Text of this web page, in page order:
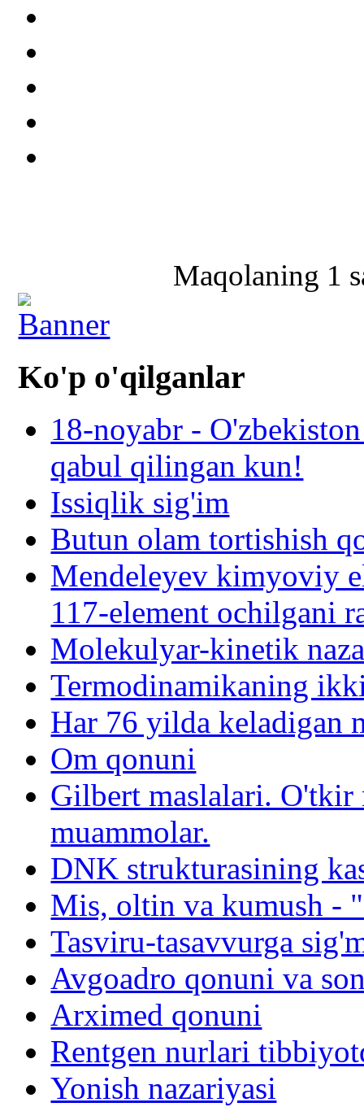
Maqolaning 1
Ko'p o'qilganlar
18-noyabr -
qabul qilingan kun!
Issiqlik sig'im
Butun olam tortishish
Mendeleyev kimyoviy
117-element ochilgani
Molekulyar-kinetik
Termodinamikaning
Har 76 yilda keladigan
Om qonuni
Gilbert maslalari. O'tkir
muammolar.
DNK strukturasining
Mis, oltin va kumush -
Tasviru-tasavvurga
Avgoadro qonuni va
Arximed qonuni
Rentgen nurlari
Yonish nazariyasi